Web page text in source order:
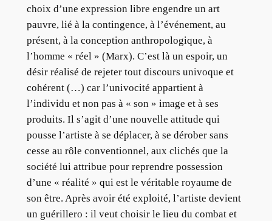
choix d’une expression libre engendre un art
pauvre, lié à la contingence, à l’événement, au
présent, à la conception anthropologique, à
l’homme « réel » (Marx). C’est là un espoir, un
désir réalisé de rejeter tout discours univoque et
cohérent (…) car l’univocité appartient à
l’individu et non pas à « son » image et à ses
produits. Il s’agit d’une nouvelle attitude qui
pousse l’artiste à se déplacer, à se dérober sans
cesse au rôle conventionnel, aux clichés que la
société lui attribue pour reprendre possession
d’une « réalité » qui est le véritable royaume de
son être. Après avoir été exploité, l’artiste devient
un guérillero : il veut choisir le lieu du combat et